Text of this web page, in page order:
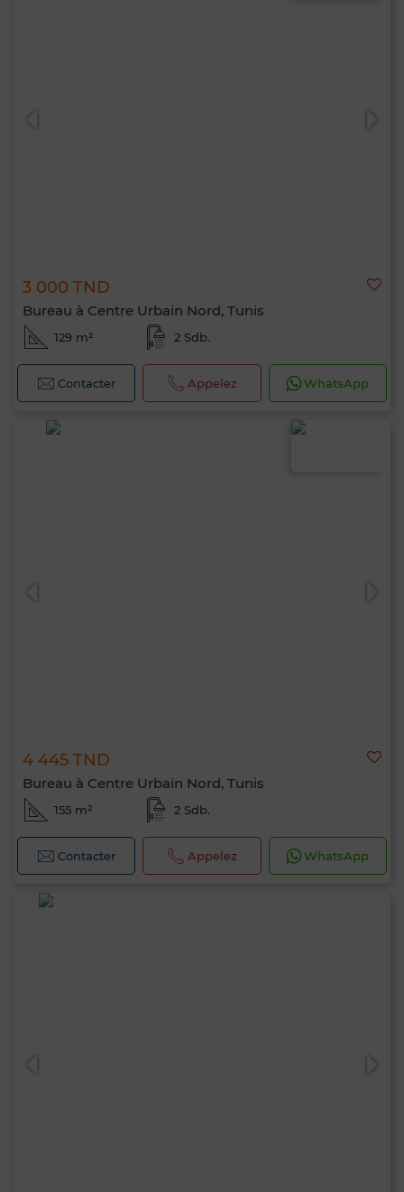
3 000 TND
Bureau à Centre Urbain Nord, Tunis
129 m² 2 Sdb.
Contacter Appelez WhatsApp
4 445 TND
Bureau à Centre Urbain Nord, Tunis
155 m² 2 Sdb.
Contacter Appelez WhatsApp